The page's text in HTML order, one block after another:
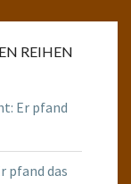
REIHEN
Er pfand
pfand das